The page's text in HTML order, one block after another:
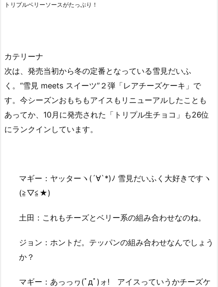
トリプルベリーソースがたっぷり！
カテリーナ
次は、発売当初から冬の定番となっている雪見だいふ
く。“雪見 meets スイーツ”２弾「レアチーズケーキ」で
す。今シーズンおもちもアイスもリニューアルしたことも
あってか、10月に発売された「トリプル生チョコ」も26位
にランクインしています。
マギー：ヤッターヽ(´∀`*)ﾉ 雪見だいふく大好きですヽ
(≧▽≦★)
土田：これもチーズとベリー系の組み合わせなのね。
ジョン：ホントだ。テッパンの組み合わせなんでしょう
か？
マギー：あっっヮ(ﾟдﾟ)ォ! アイスっていうかチーズケ